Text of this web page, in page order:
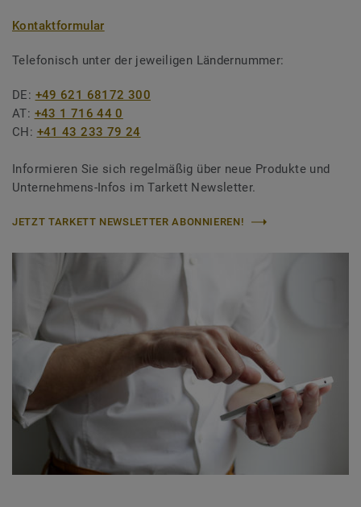
Kontaktformular
Telefonisch unter der jeweiligen Ländernummer:
DE: +49 621 68172 300
AT: +43 1 716 44 0
CH: +41 43 233 79 24
Informieren Sie sich regelmäßig über neue Produkte und
Unternehmens-Infos im Tarkett Newsletter.
JETZT TARKETT NEWSLETTER ABONNIEREN!